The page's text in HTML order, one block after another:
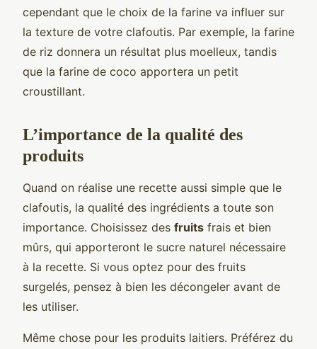
cependant que le choix de la farine va influer sur
la texture de votre clafoutis. Par exemple, la farine
de riz donnera un résultat plus moelleux, tandis
que la farine de coco apportera un petit
croustillant.
L’importance de la qualité des
produits
Quand on réalise une recette aussi simple que le
clafoutis, la qualité des ingrédients a toute son
importance. Choisissez des fruits frais et bien
mûrs, qui apporteront le sucre naturel nécessaire
à la recette. Si vous optez pour des fruits
surgelés, pensez à bien les décongeler avant de
les utiliser.
Même chose pour les produits laitiers. Préférez du